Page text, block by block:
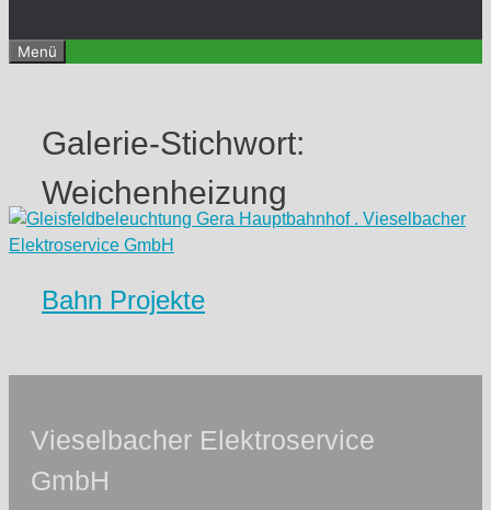
Menü
Galerie-Stichwort:
Weichenheizung
Bahn Projekte
Vieselbacher Elektroservice
GmbH